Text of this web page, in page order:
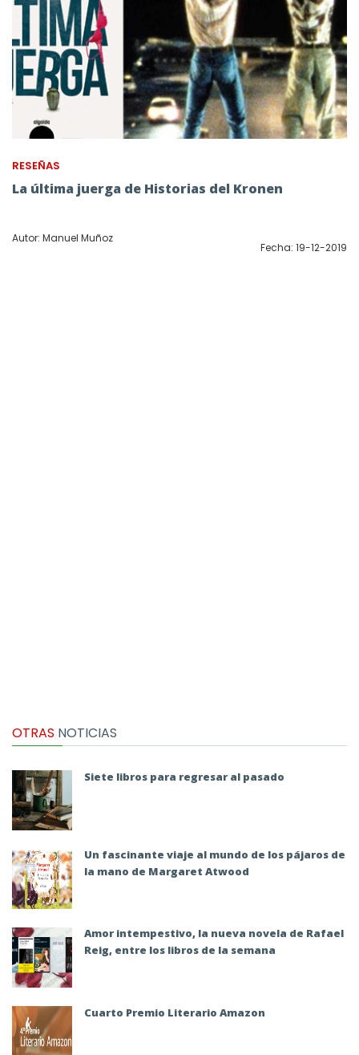
RESEÑAS
La última juerga de Historias del Kronen
Autor: Manuel Muñoz
Fecha: 19-12-2019
OTRAS NOTICIAS
Siete libros para regresar al pasado
Un fascinante viaje al mundo de los pájaros de
la mano de Margaret Atwood
Amor intempestivo, la nueva novela de Rafael
Reig, entre los libros de la semana
Cuarto Premio Literario Amazon